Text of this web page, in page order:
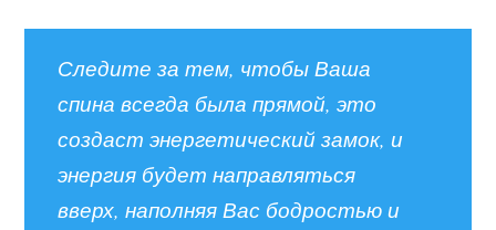
Следите за тем, чтобы Ваша
спина всегда была прямой, это
создаст энергетический замок, и
энергия будет направляться
вверх, наполняя Вас бодростью и